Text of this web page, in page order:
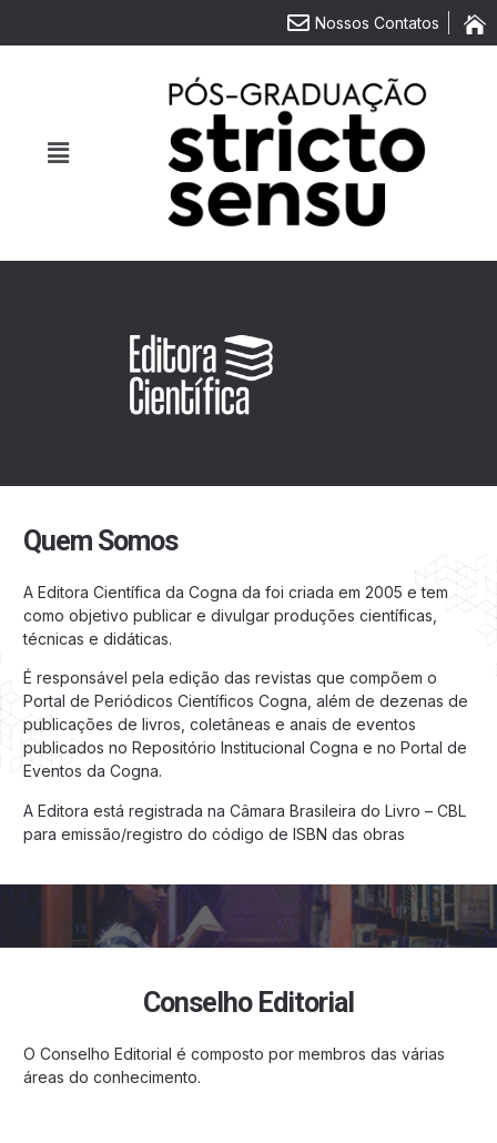
Nossos Contatos
Quem Somos
A Editora Científica da Cogna da foi criada em 2005 e tem
como objetivo publicar e divulgar produções científicas,
técnicas e didáticas.
É responsável pela edição das revistas que compõem o
Portal de Periódicos Científicos Cogna, além de dezenas de
publicações de livros, coletâneas e anais de eventos
publicados no Repositório Institucional Cogna e no Portal de
Eventos da Cogna.
A Editora está registrada na Câmara Brasileira do Livro – CBL
para emissão/registro do código de ISBN das obras
Conselho Editorial
O Conselho Editorial é composto por membros das várias
áreas do conhecimento.